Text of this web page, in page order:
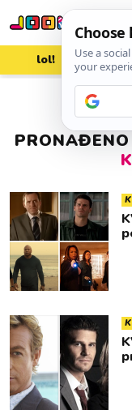
lol!
PRONAĐENO